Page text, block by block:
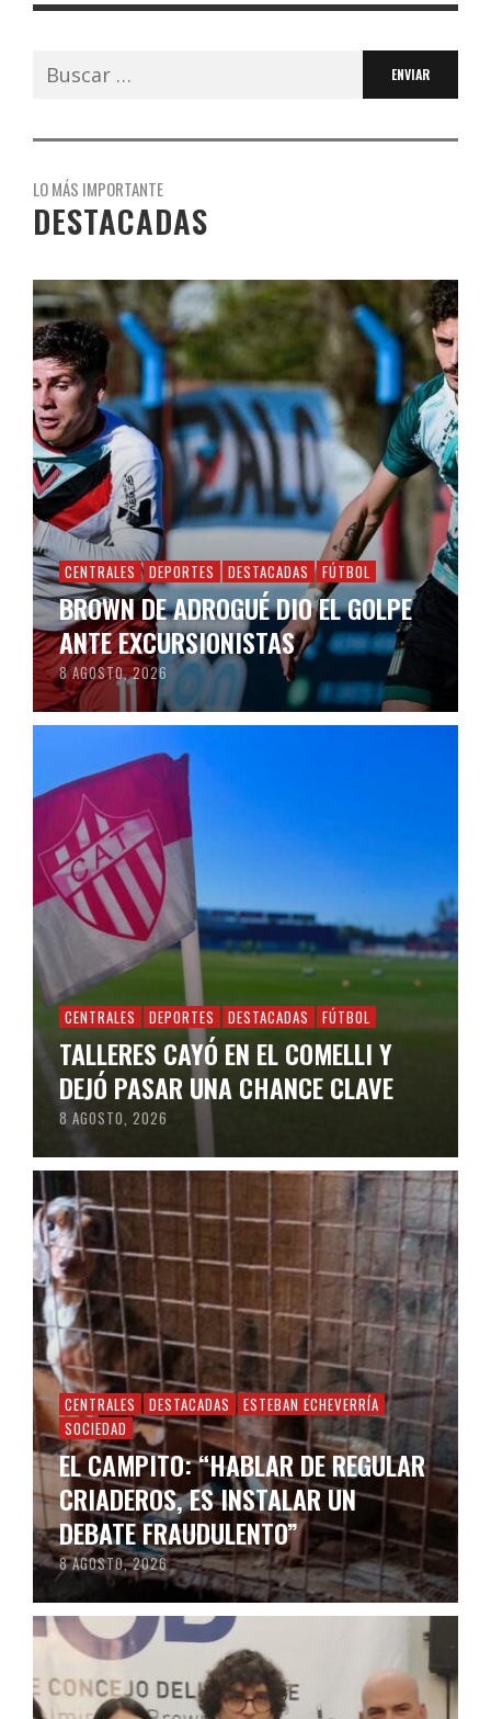
Buscar:
LO MÁS IMPORTANTE
DESTACADAS
CENTRALES DEPORTES DESTACADAS FÚTBOL
BROWN DE ADROGUÉ DIO EL GOLPE
ANTE EXCURSIONISTAS
8 AGOSTO, 2026
CENTRALES DEPORTES DESTACADAS FÚTBOL
TALLERES CAYÓ EN EL COMELLI Y
DEJÓ PASAR UNA CHANCE CLAVE
8 AGOSTO, 2026
CENTRALES DESTACADAS
ESTEBAN ECHEVERRÍA
SOCIEDAD
EL CAMPITO: “HABLAR DE REGULAR
CRIADEROS, ES INSTALAR UN
DEBATE FRAUDULENTO”
8 AGOSTO, 2026